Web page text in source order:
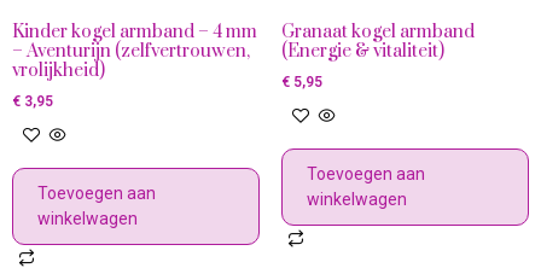
Kinder kogel armband – 4 mm
– Aventurijn (zelfvertrouwen,
vrolijkheid)
€ 3,95
Toevoegen aan
winkelwagen
Granaat kogel armband
(Energie & vitaliteit)
€5,95
Toevoegen aan
winkelwagen